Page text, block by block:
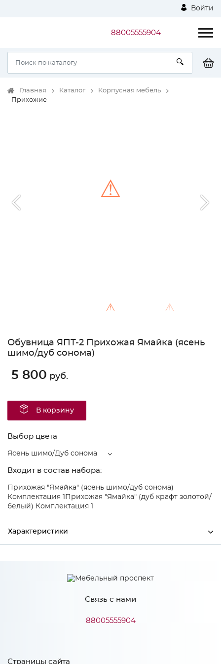
Войти
88005555904
Главная Каталог
Корпусная мебель
Прихожие
⚠ ⚠
⚠
Обувница ЯПТ-2 Прихожая Ямайка (ясень
шимо/дуб сонома)
5 800 руб.
В корзину
Выбор цвета
Ясень шимо/Дуб сонома
Входит в состав набора:
Прихожая "Ямайка" (ясень шимо/дуб сонома)
Комплектация 1
Прихожая "Ямайка" (дуб крафт золотой/
белый) Комплектация 1
Характеристики
Ширина 700
1026
270
Тэкс
Материал
Связь с нами
88005555904
Страницы сайта